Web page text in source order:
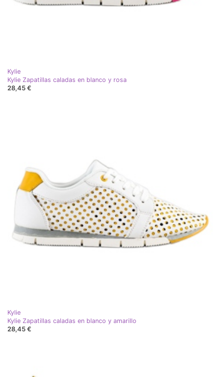
Kylie
Kylie Zapatillas caladas en blanco y rosa
28,45 €
Kylie
Kylie Zapatillas caladas en blanco y amarillo
28,45 €